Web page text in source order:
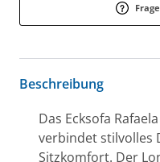
Beschreibung
Das Ecksofa
verbindet stilvolles
Sitzkomfort. Der